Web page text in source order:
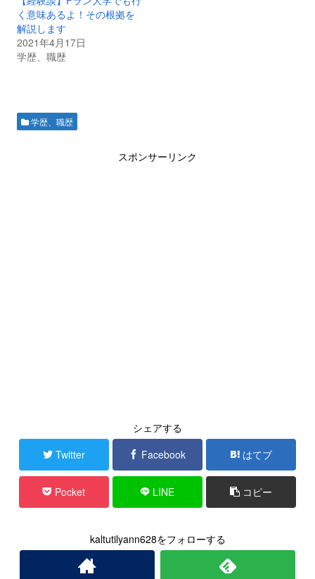
く意味あるよ！その根拠を
解説します
2021年4月17日
学歴、職歴
学歴、職歴
スポンサーリンク
シェアする
Twitter
Facebook はてブ
Pocket LINE コピー
kaltutilyann628をフォローする